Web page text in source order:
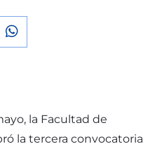
la Facultad de
la tercera convocatoria